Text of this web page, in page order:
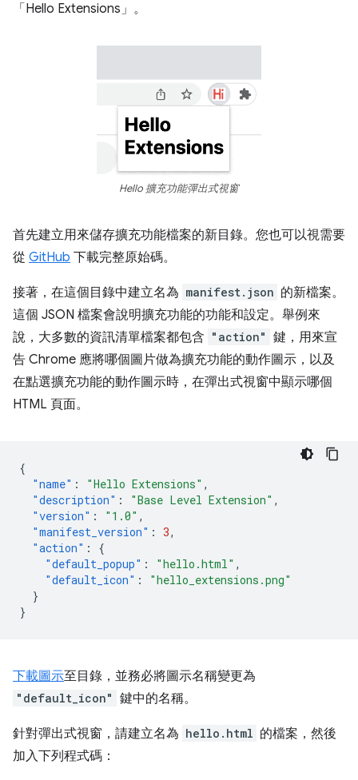
「Hello Extensions」。
Hello 擴充功能彈出式視窗
首先建立用來儲存擴充功能檔案的新目錄。您也可以視需要
從 GitHub 下載完整原始碼。
接著，在這個目錄中建立名為 manifest.json 的新檔案。
這個 JSON 檔案會說明擴充功能的功能和設定。舉例來
說，大多數的資訊清單檔案都包含 "action" 鍵，用來宣
告 Chrome 應將哪個圖片做為擴充功能的動作圖示，以及
在點選擴充功能的動作圖示時，在彈出式視窗中顯示哪個
HTML 頁面。
{
"name" : "Hello Extensions" ,
"description" : "Base Level Extension" ,
"version" : "1.0" ,
"manifest_version" : 3,
"action" :
{
"default_popup" : "hello.html" ,
"default_icon" :
"hello_extensions.png"
}
}
下載圖示至目錄，並務必將圖示名稱變更為
"default_icon" 鍵中的名稱。
針對彈出式視窗，請建立名為 hello.html 的檔案，然後
加入下列程式碼：